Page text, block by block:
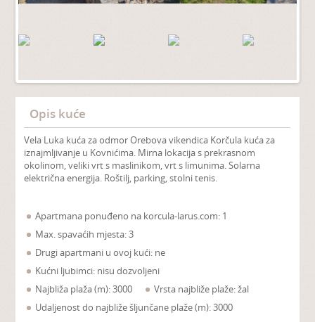
Opis kuće
Vela Luka kuća za odmor Orebova vikendica Korčula kuća za
iznajmljivanje u Kovnićima. Mirna lokacija s prekrasnom
okolinom, veliki vrt s maslinikom, vrt s limunima. Solarna
električna energija. Roštilj, parking, stolni tenis.
Apartmana ponuđeno na korcula-larus.com: 1
Max. spavaćih mjesta: 3
Drugi apartmani u ovoj kući: ne
Kućni ljubimci: nisu dozvoljeni
Najbliža plaža (m): 3000
Vrsta najbliže plaže: žal
Udaljenost do najbliže šljunčane plaže (m): 3000